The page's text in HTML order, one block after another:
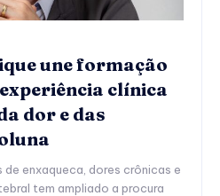
une formação
clínica
dor e das
enxaqueca, dores crônicas e
tem ampliado a procura